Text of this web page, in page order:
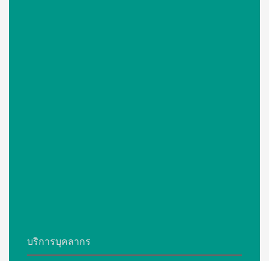
บริการบุคลากร